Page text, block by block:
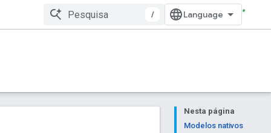
/
Nesta página
Modelos nativos